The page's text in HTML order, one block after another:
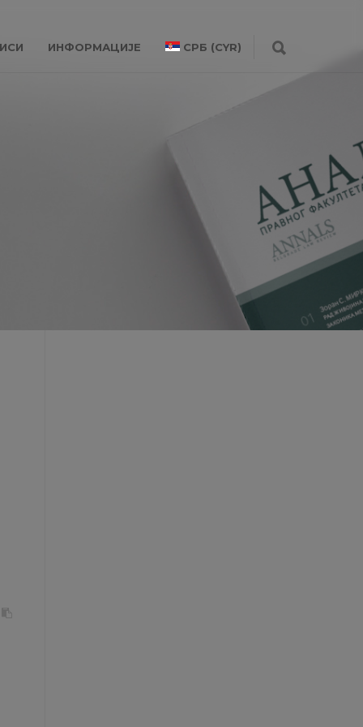
ИНФОРМАЦИЈЕ СРБ (CYR)